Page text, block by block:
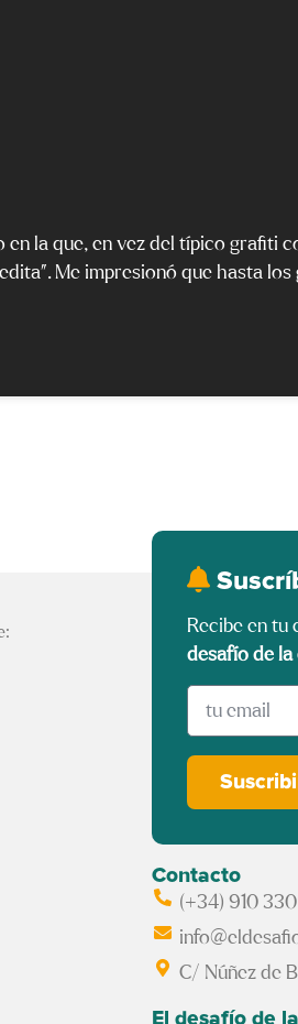
la que, en vez del típico grafiti
Me impresionó que hasta
Recibe en tu
desafío de la
Contacto
(+34) 910
C/ Núñez de
El desafío de